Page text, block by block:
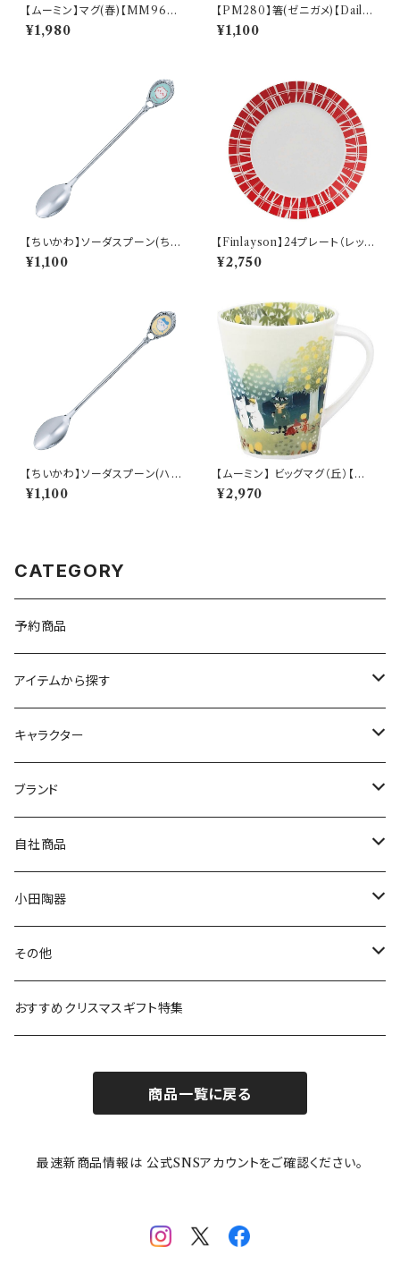
【ムーミン】マグ(春)【MM960
0】MM9601-11
¥1,980
【PM280】箸(ゼニガメ)【Daily
Sketch】PM283-840
¥1,100
【ちいかわ】ソーダスプーン(ちい
かわ)【CKW40】CKW41-850
¥1,100
【Finlayson】24プレート（レッ
ド）【コロナ】
¥2,750
【ちいかわ】ソーダスプーン(ハチ
ワレ)【CKW40】CKW42-850
¥1,100
【ムーミン】 ビッグマグ（丘）【M
M3200】MM3201-35
¥2,970
CATEGORY
予約商品
アイテムから探す
九谷焼
マグ＆カップ
プレート
ボウル
ガラスウェア
カトラリー
キャラクター
ムーミン
80th記念アイテム
リトルミイの日記念アイテム
MOOMIN ANIMATION
スヌーピー
ピーターラビット
ポケットモンスター
mofusand（モフサンド）
mofsand×日比谷花壇
ブランド
LA AMYS(エミーズ)
LISA LARSON(リサラーソン)
LAURA ASHLEY(ローラ アシュレイ)
Finlayson(フィンレイソン)
HANAE MORI(ハナエモリ)
THE BEATLES(ザ・ビートルズ)
自社商品
ねこ企画
Cecera(セセラ)
CELEC(セレック)
隅切り重箱
小田陶器
さざなみ
吉祥
メイメイウェア
SoSo(ソソ）
その他
リサイクル食器
おすすめクリスマスギフト特集
商品一覧に戻る
最速新商品情報は 公式SNSアカウントをご確認ください。